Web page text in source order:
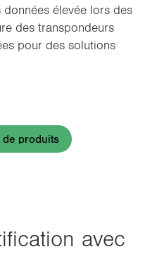
éle­vée lors des
des trans­pon­deurs
pour des so­lu­tions
de produits
avec